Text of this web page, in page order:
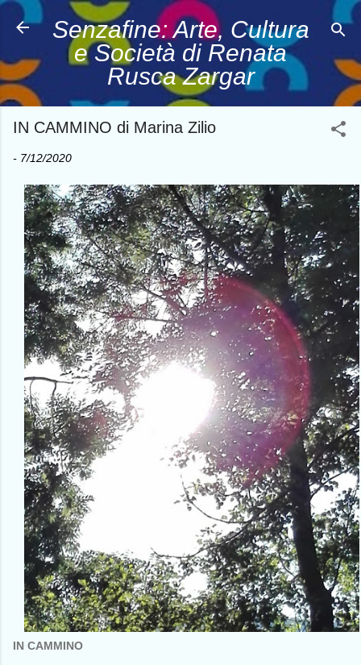
Passa ai contenuti principali
Senzafine: Arte, Cultura
e Società di Renata
Rusca Zargar
IN CAMMINO di Marina Zilio
- 7/12/2020
IN CAMMINO